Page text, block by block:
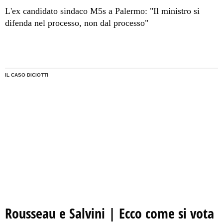
L'ex candidato sindaco M5s a Palermo: "Il ministro si
difenda nel processo, non dal processo"
IL CASO DICIOTTI
Rousseau e Salvini | Ecco come si vota